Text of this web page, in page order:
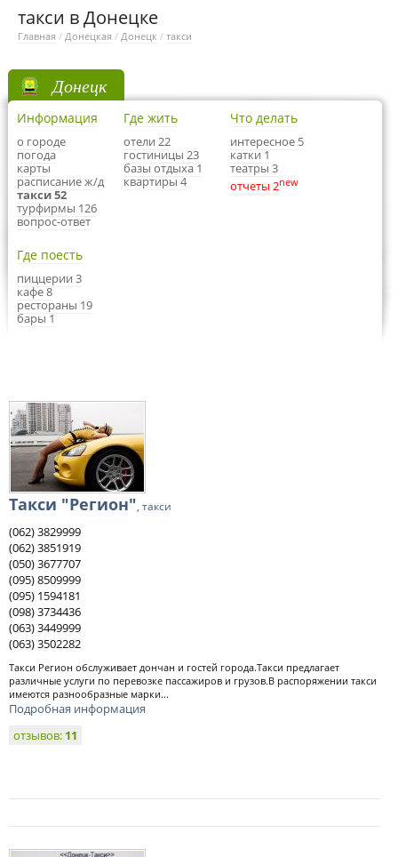
такси в Донецке
Главная / Донецкая / Донецк / такси
Донецк
Информация
о городе
погода
карты
расписание ж/д
такси 52
турфирмы 126
вопрос-ответ
Где жить
отели 22
гостиницы 23
базы отдыха 1
квартиры 4
Что делать
интересное 5
катки 1
театры 3
отчеты 2new
Где поесть
пиццерии 3
кафе 8
рестораны 19
бары 1
Такси "Регион", такси
(062) 3829999
(062) 3851919
(050) 3677707
(095) 8509999
(095) 1594181
(098) 3734436
(063) 3449999
(063) 3502282
Такси Регион обслуживает дончан и гостей города.Такси предлагает
различные услуги по перевозке пассажиров и грузов.В распоряжении такси
имеются разнообразные марки...
Подробная информация
отзывов: 11